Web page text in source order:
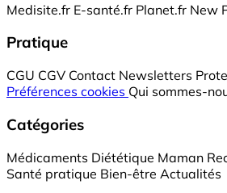
Medisite.fr E-santé.fr Planet.fr New
Pratique
CGU CGV Contact Newsletters
Préférences cookies Qui sommes-
Catégories
Médicaments Diététique Maman
Santé pratique Bien-être Actualités